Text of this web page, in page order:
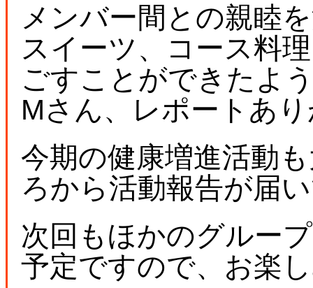
メンバー間との親睦
スイーツ、コース料
ごすことができたよ
Mさん、レポートあ
今期の健康増進活動
ろから活動報告が届
次回もほかのグルー
予定ですので、お楽